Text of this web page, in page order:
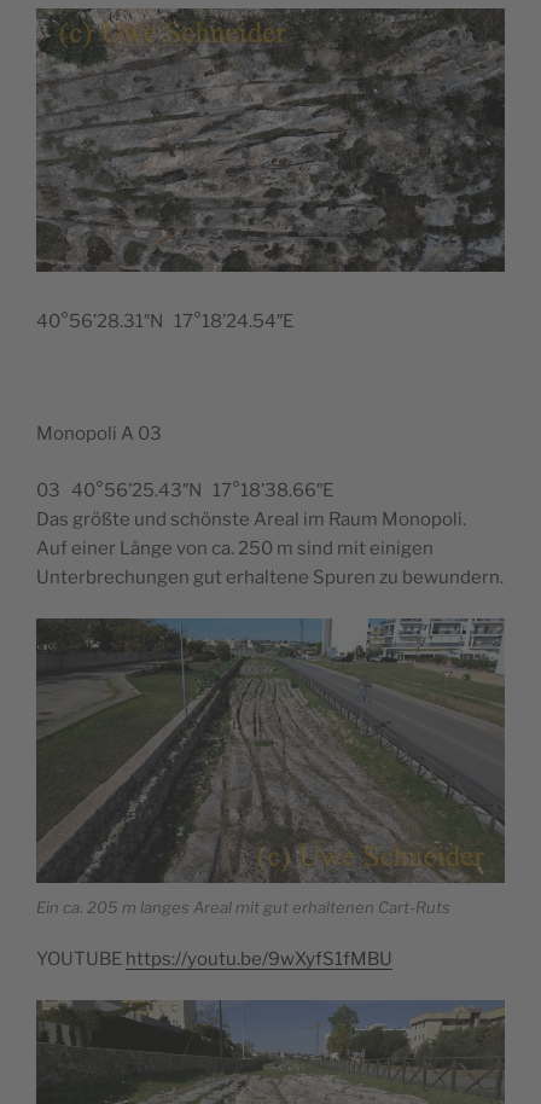
40°56’28.31″N 17°18’24.54″E
Monopoli A 03
03 40°56’25.43″N 17°18’38.66″E
Das größte und schönste Areal im Raum Monopoli.
Auf einer Länge von ca. 250 m sind mit einigen
Unterbrechungen gut erhaltene Spuren zu bewundern.
Ein ca. 205 m langes Areal mit gut erhaltenen Cart-Ruts
YOUTUBE https://youtu.be/9wXyfS1fMBU